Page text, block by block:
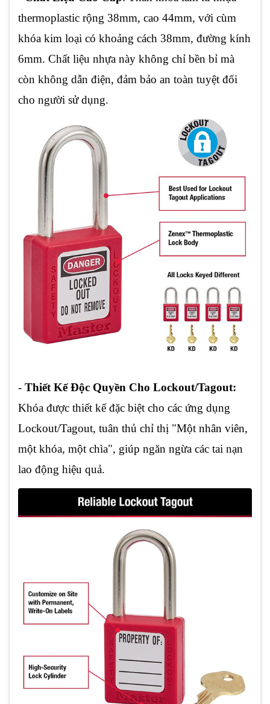
thermoplastic rộng 38mm, cao 44mm, với cùm
khóa kim loại có khoảng cách 38mm, đường kính
6mm. Chất liệu nhựa này không chỉ bền bỉ mà
còn không dẫn điện, đảm bảo an toàn tuyệt đối
cho người sử dụng.
- Thiết Kế Độc Quyền Cho Lockout/Tagout:
Khóa được thiết kế đặc biệt cho các ứng dụng
Lockout/Tagout, tuân thủ chỉ thị "Một nhân viên,
một khóa, một chìa", giúp ngăn ngừa các tai nạn
lao động hiệu quả.